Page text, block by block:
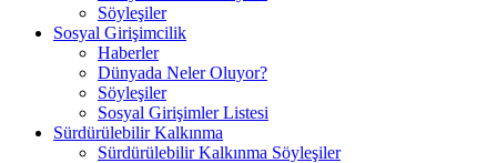
Söyleşiler
Sosyal Girişimcilik
Haberler
Dünyada Neler Oluyor?
Söyleşiler
Sosyal Girişimler Listesi
Sürdürülebilir Kalkınma
Sürdürülebilir Kalkınma Söyleşiler